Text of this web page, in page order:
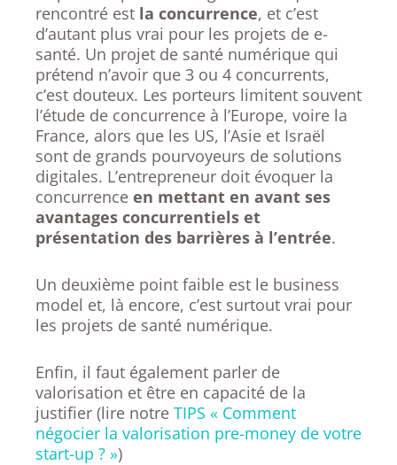
rencontré est la concurrence, et c’est
d’autant plus vrai pour les projets de e-
santé. Un projet de santé numérique qui
prétend n’avoir que 3 ou 4 concurrents,
c’est douteux. Les porteurs limitent souvent
l’étude de concurrence à l’Europe, voire la
France, alors que les US, l’Asie et Israël
sont de grands pourvoyeurs de solutions
digitales. L’entrepreneur doit évoquer la
concurrence en mettant en avant ses
avantages concurrentiels et
présentation des barrières à l’entrée.
Un deuxième point faible est le business
model et, là encore, c’est surtout vrai pour
les projets de santé numérique.
Enfin, il faut également parler de
valorisation et être en capacité de la
justifier (lire notre TIPS « Comment
négocier la valorisation pre-money de votre
start-up ? »)